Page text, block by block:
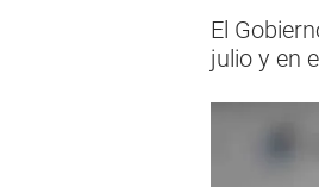
El
julio y en